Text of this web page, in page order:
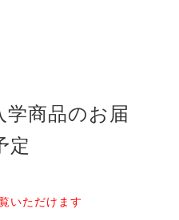
商品のお届
定
いただけます